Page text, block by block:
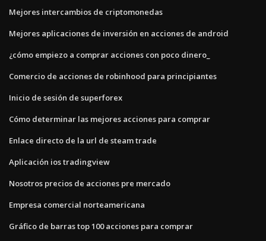
Mejores intercambios de criptomonedas
Mejores aplicaciones de inversión en acciones de android
¿cómo empiezo a comprar acciones con poco dinero_
Comercio de acciones de robinhood para principiantes
Inicio de sesión de superforex
Cómo determinar las mejores acciones para comprar
Enlace directo de la url de steam trade
Aplicación ios tradingview
Nosotros precios de acciones pre mercado
Empresa comercial norteamericana
Gráfico de barras top 100 acciones para comprar